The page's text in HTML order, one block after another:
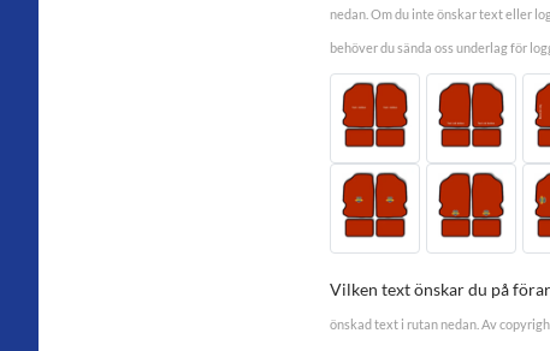
nedan. Om du inte önskar text eller
behöver du sända oss underlag för
Vilken text önskar du på
önskad text i rutan nedan. Av